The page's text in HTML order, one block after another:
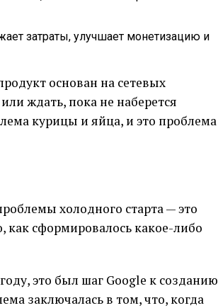
затраты, улучшает монетизацию и
основан на сетевых
ждать, пока не наберется
курицы и яйца, и это проблема
холодного старта — это
как сформировалось какое-либо
это был шаг Google к созданию
заключалась в том, что, когда